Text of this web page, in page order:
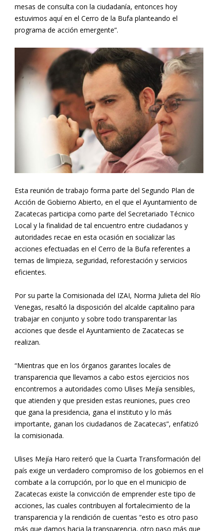
mesas de consulta con la ciudadanía, entonces hoy
estuvimos aquí en el Cerro de la Bufa planteando el
programa de acción emergente”.
Esta reunión de trabajo forma parte del Segundo Plan de
Acción de Gobierno Abierto, en el que el Ayuntamiento de
Zacatecas participa como parte del Secretariado Técnico
Local y la finalidad de tal encuentro entre ciudadanos y
autoridades recae en esta ocasión en socializar las
acciones efectuadas en el Cerro de la Bufa referentes a
temas de limpieza, seguridad, reforestación y servicios
eficientes.
Por su parte la Comisionada del IZAI, Norma Julieta del Río
Venegas, resaltó la disposición del alcalde capitalino para
trabajar en conjunto y sobre todo transparentar las
acciones que desde el Ayuntamiento de Zacatecas se
realizan.
“Mientras que en los órganos garantes locales de
transparencia que llevamos a cabo estos ejercicios nos
encontremos a autoridades como Ulises Mejía sensibles,
que atienden y que presiden estas reuniones, pues creo
que gana la presidencia, gana el instituto y lo más
importante, ganan los ciudadanos de Zacatecas”, enfatizó
la comisionada.
Ulises Mejía Haro reiteró que la Cuarta Transformación del
país exige un verdadero compromiso de los gobiernos en el
combate a la corrupción, por lo que en el municipio de
Zacatecas existe la convicción de emprender este tipo de
acciones, las cuales contribuyen al fortalecimiento de la
transparencia y la rendición de cuentas “esto es otro paso
más que damos hacia la transparencia, otro paso más que